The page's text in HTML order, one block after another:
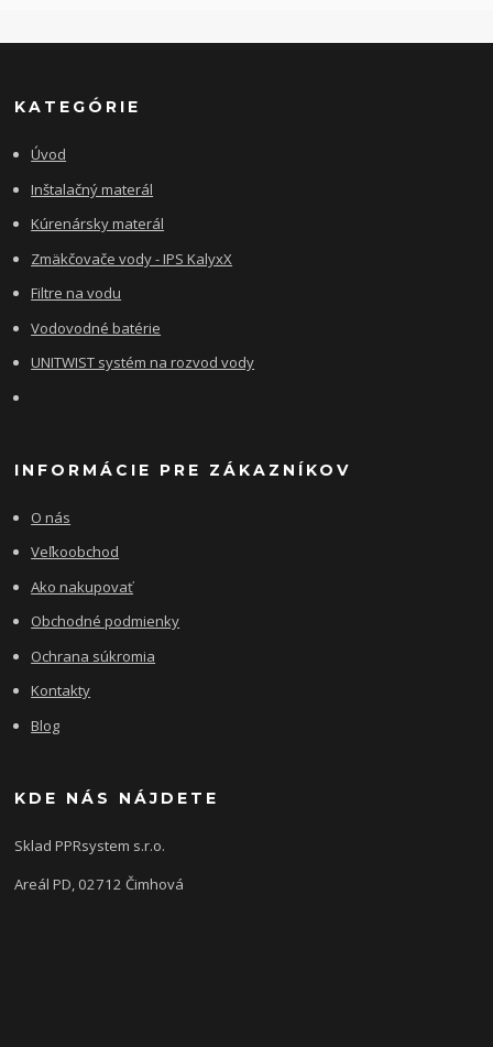
KATEGÓRIE
Úvod
Inštalačný materál
Kúrenársky materál
Zmäkčovače vody - IPS KalyxX
Filtre na vodu
Vodovodné batérie
UNITWIST systém na rozvod vody
INFORMÁCIE PRE ZÁKAZNÍKOV
O nás
Veľkoobchod
Ako nakupovať
Obchodné podmienky
Ochrana súkromia
Kontakty
Blog
KDE NÁS NÁJDETE
Sklad PPRsystem s.r.o.
Areál PD, 02712 Čimhová